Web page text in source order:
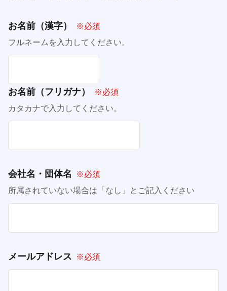
お名前（漢字）
※必須
フルネームを入力してください。
お名前（フリガナ）
※必須
カタカナで入力してください。
会社名・団体名
※必須
所属されていない場合は「なし」とご記入ください
メールアドレス ※必須